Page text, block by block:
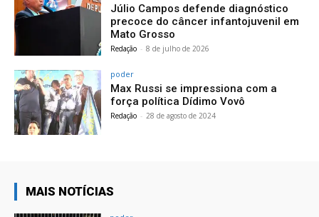
Júlio Campos defende diagnóstico
precoce do câncer infantojuvenil em
Mato Grosso
Redação - 8 de julho de 2026
poder
Max Russi se impressiona com a
força política Dídimo Vovô
Redação - 28 de agosto de 2024
MAIS NOTÍCIAS